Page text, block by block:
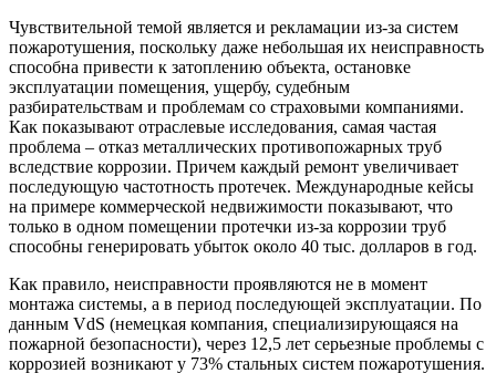
Чувствительной темой является и рекламации из-за систем
пожаротушения, поскольку даже небольшая их неисправность
способна привести к затоплению объекта, остановке
эксплуатации помещения, ущербу, судебным
разбирательствам и проблемам со страховыми компаниями.
Как показывают отраслевые исследования, самая частая
проблема – отказ металлических противопожарных труб
вследствие коррозии. Причем каждый ремонт увеличивает
последующую частотность протечек. Международные кейсы
на примере коммерческой недвижимости показывают, что
только в одном помещении протечки из-за коррозии труб
способны генерировать убыток около 40 тыс. долларов в год.
Как правило, неисправности проявляются не в момент
монтажа системы, а в период последующей эксплуатации. По
данным VdS (немецкая компания, специализирующаяся на
пожарной безопасности), через 12,5 лет серьезные проблемы с
коррозией возникают у 73% стальных систем пожаротушения.